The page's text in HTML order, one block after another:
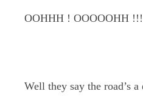
OOHHH ! OOOOOHH !!!
Well they say the road’s a